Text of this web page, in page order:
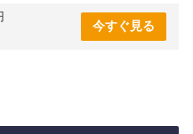
今すぐ見る